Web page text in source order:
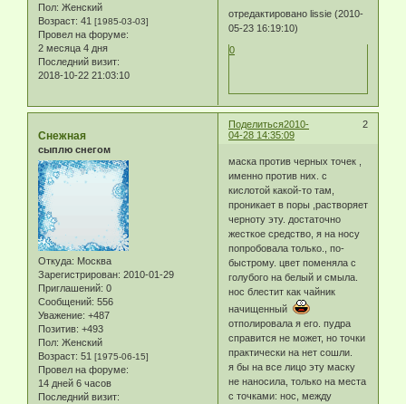
Пол: Женский
Возраст: 41 [1985-03-03]
Провел на форуме:
2 месяца 4 дня
Последний визит:
2018-10-22 21:03:10
отредактировано lissie (2010-
05-23 16:19:10)
0
Поделиться 2
2010-
04-28 14:35:09
Снежная
сыплю снегом
Откуда: Москва
Зарегистрирован: 2010-01-29
Приглашений: 0
Сообщений: 556
Уважение: +487
Позитив: +493
Пол: Женский
Возраст: 51 [1975-06-15]
Провел на форуме:
14 дней 6 часов
Последний визит:
маска против черных точек ,
именно против них. с
кислотой какой-то там,
проникает в поры ,растворяет
черноту эту. достаточно
жесткое средство, я на носу
попробовала только., по-
быстрому. цвет поменяла с
голубого на белый и смыла.
нос блестит как чайник
начищенный
отполировала я его. пудра
справится не может, но точки
практически на нет сошли.
я бы на все лицо эту маску
не наносила, только на места
с точками: нос, между